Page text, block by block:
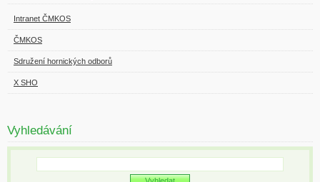
Intranet ČMKOS
ČMKOS
Sdružení hornických odborů
X SHO
Vyhledávání